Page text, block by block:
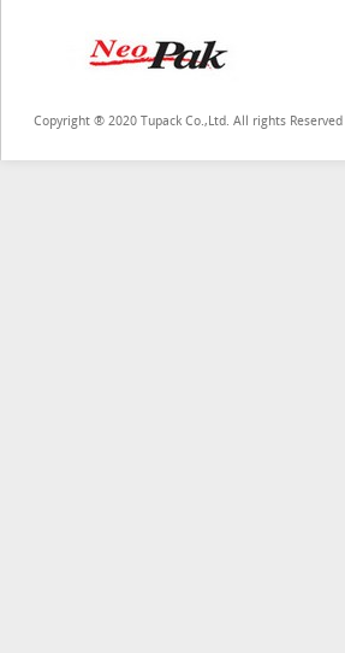
Copyright ® 2020 Tupack Co.,Ltd. All rights Reserved